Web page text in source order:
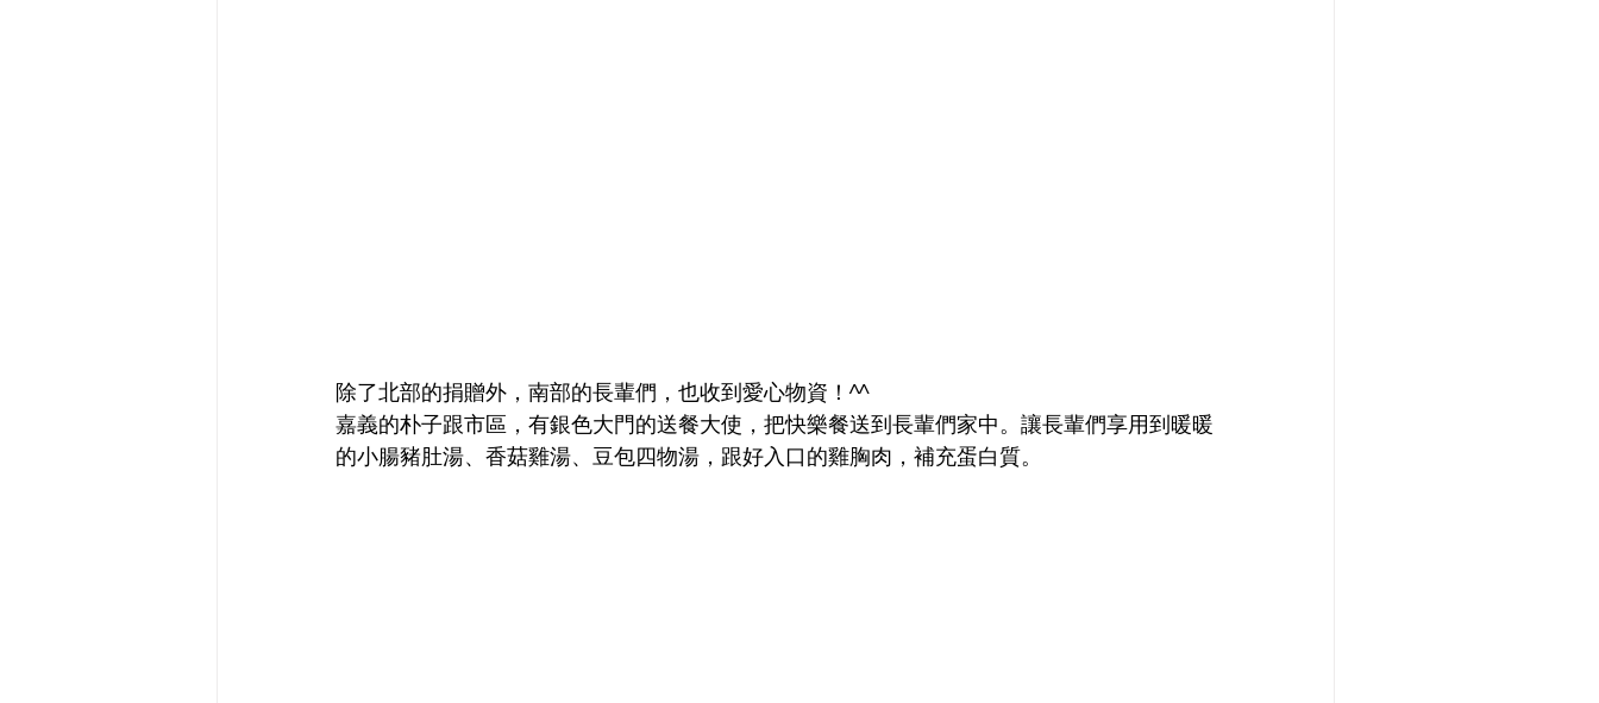
除了北部的捐贈外，南部的長輩們，也收到愛心物資！^^
嘉義的朴子跟市區，有銀色大門的送餐大使，把快樂餐送到長輩們家中。讓長輩們享用到暖暖
的小腸豬肚湯、香菇雞湯、豆包四物湯，跟好入口的雞胸肉，補充蛋白質。